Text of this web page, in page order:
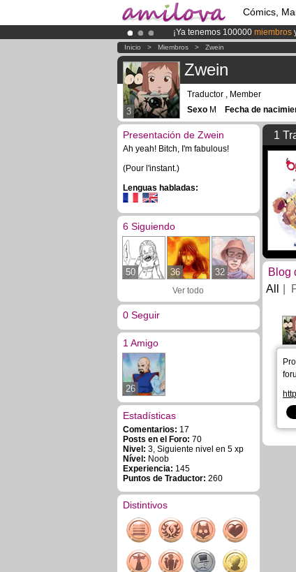
Cómics,
¡Ya tenemos 100000 miembros
¡Conviertete en Premium por
¡El Kickstarter Amilova está
Inicio > Miembros > Zwein
3
Zwein
Traductor , Member
Sexo M Fecha de
Presentación de Zwein
Ah yeah! Bitch, I'm fabulous!
(Pour l'instant.)
Lenguas habladas:
6 Siguiendo
50 36 32
Ver todo
0 Seguir
1 Amigo
26
Estadísticas
Comentarios: 17
Posts en el Foro: 70
Nivel: 3, Siguiente nivel en 5 xp
Nível: Noob
Experiencia: 145
Puntos de Traductor: 260
Distintivos
1
Blog
All